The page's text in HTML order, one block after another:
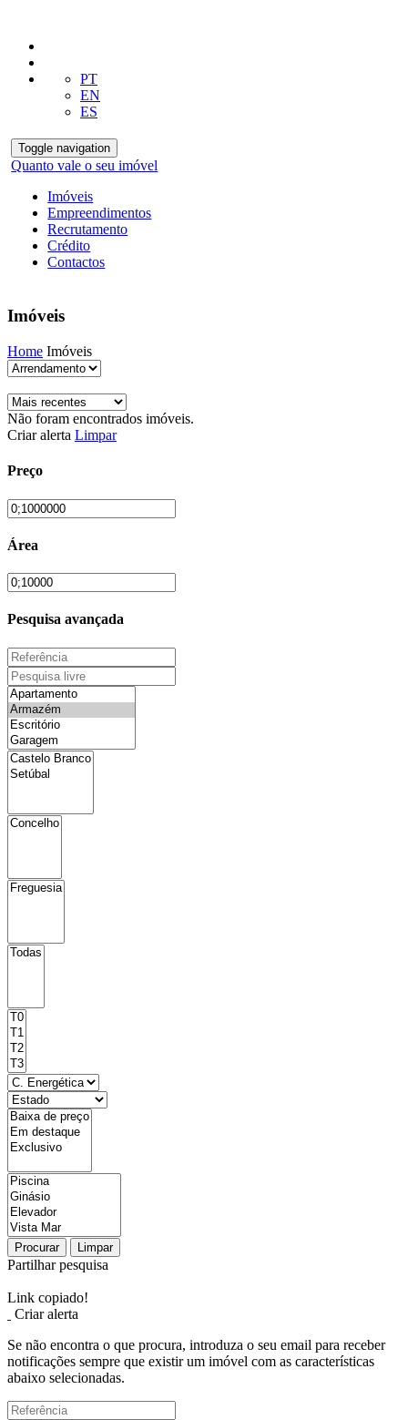
PT
EN
ES
Toggle navigation
Quanto vale o seu imóvel
Imóveis
Empreendimentos
Recrutamento
Crédito
Contactos
Imóveis
Home Imóveis
Não foram encontrados imóveis.
Criar alerta Limpar
Preço
Área
Pesquisa avançada
Procurar Limpar
Partilhar pesquisa
Link copiado!
Criar alerta
Se não encontra o que procura, introduza o seu email para receber
notificações sempre que existir um imóvel com as características
abaixo selecionadas.